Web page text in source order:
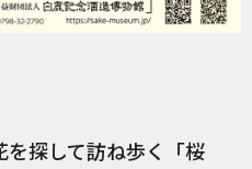
探して訪ね歩く「桜